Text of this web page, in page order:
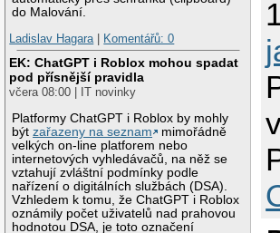
do Malování.
Ladislav Hagara| Komentářů: 0
EK: ChatGPT i Roblox mohou spadat
pod přísnější pravidla
včera 08:00 | IT novinky
Platformy ChatGPT i Roblox by mohly
býtzařazeny na seznam
mimořádně
velkých on-line platforem nebo
internetových vyhledávačů, na něž se
vztahují zvláštní podmínky podle
nařízení o digitálních službách (DSA).
Vzhledem k tomu, že ChatGPT i Roblox
oznámily počet uživatelů nad prahovou
hodnotou DSA, je toto označení